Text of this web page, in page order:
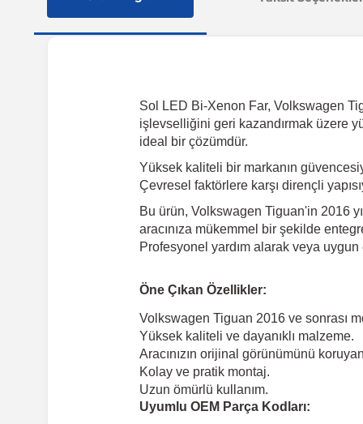
Sol LED Bi-Xenon Far, Volkswagen
işlevselliğini geri kazandırmak üzere
ideal bir çözümdür.
Yüksek kaliteli bir markanın
Çevresel faktörlere karşı dirençli
Bu ürün, Volkswagen Tiguan'in 2016
aracınıza mükemmel bir şekilde
Profesyonel yardım alarak veya
Öne Çıkan Özellikler:
Volkswagen Tiguan 2016 ve sonrası
Yüksek kaliteli ve dayanıklı malzeme.
Aracınızın orijinal görünümünü
Kolay ve pratik montaj.
Uzun ömürlü kullanım.
Uyumlu OEM Parça Kodları: